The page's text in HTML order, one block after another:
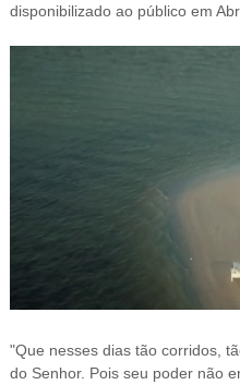
disponibilizado ao público em
"Que nesses dias tão corridos,
do Senhor. Pois seu poder não